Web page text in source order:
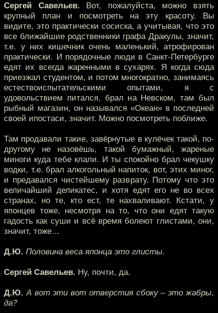
Сергей Савельев. Вот, пожалуйста, можно взять
крупный план и посмотреть на эту красоту. Вы
видите, это практически сосиска, а учитывая, что это
все ближайшие родственники графа Дракулы, значит,
т.е. у них кишечник очень маленький, атрофирован
практически. И порядочные люди в Санкт-Петербурге
едят их всегда жаренными в сухарях. Я когда сюда
приезжал студентом, и потом многократно, занимаясь
естествоиспытательскими опытами, я с
удовольствием питался, брал на Невском, там был
рыбный магазин, он назывался «Океан» в последней
своей ипостаси, значит. Можно посмотреть поближе.
Там продавали такие, завёрнутые в кулёчек такой, по-
другому не назовёшь, такой бумажный, жареные
миноги куда тебе клали. И ты спокойно брал чекушку
водки, т.е. брал алкогольный напиток, вот, этих миног,
и предавался чистейшему разврату. Потому что это
величайший деликатес, и хотя едят его не во всех
странах, но те, кто ест, те нахваливают. Кстати, у
японцев тоже, несмотря на то, что они едят такую
гадость как суши и всё время болеют глистами, они,
значит, тоже…
Д.Ю. Половина веса японца это глисты.
Сергей Савельев. Ну, почти, да.
Д.Ю. А вот эти вот отверстия сбоку – это жабры,
да?